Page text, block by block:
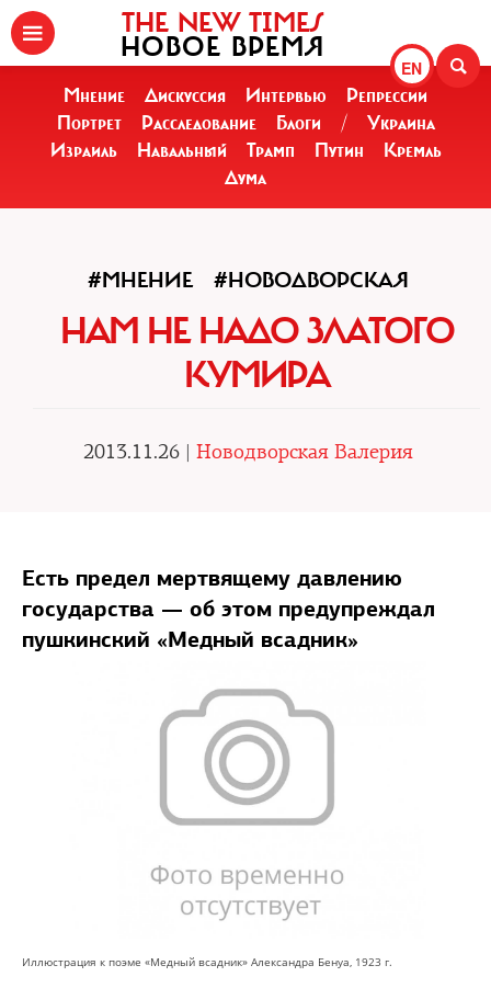
EN
THE NEW TIMES
НОВОЕ ВРЕМЯ
Мнение Дискуссия Интервью
Репрессии
Портрет
Расследование Блоги /
Украина
Израиль
Навальный Трамп Путин
Кремль
Дума
#МНЕНИЕ #НОВОДВОРСКАЯ
НАМ НЕ НАДО ЗЛАТОГО
КУМИРА
2013.11.26 | Новодворская Валерия
Есть предел мертвящему давлению
государства — об этом предупреждал
пушкинский «Медный всадник»
Иллюстрация к поэме «Медный всадник» Александра Бенуа, 1923 г.